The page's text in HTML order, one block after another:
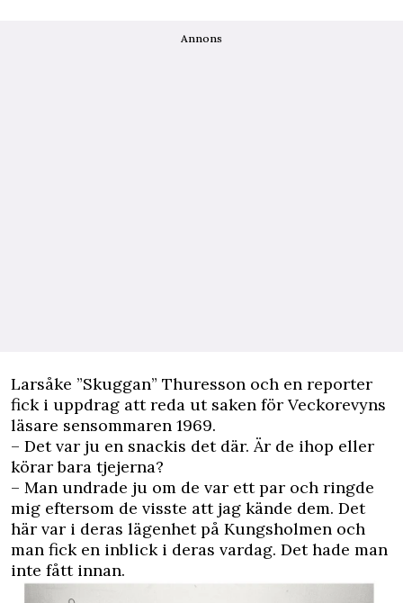
Annons
Larsåke ”Skuggan” Thuresson och en reporter
fick i uppdrag att reda ut saken för Veckorevyns
läsare sensommaren 1969.
– Det var ju en snackis det där. Är de ihop eller
körar bara tjejerna?
– Man undrade ju om de var ett par och ringde
mig eftersom de visste att jag kände dem. Det
här var i deras lägenhet på Kungsholmen och
man fick en inblick i deras vardag. Det hade man
inte fått innan.